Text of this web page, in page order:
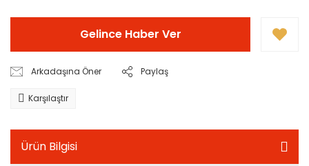
Gelince Haber Ver
Arkadaşına Öner Paylaş
Karşılaştır
Ürün Bilgisi